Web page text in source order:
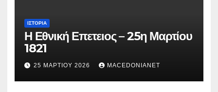
ΙΣΤΟΡΊΑ
Η Εθνική Επετειος – 25η Μαρτίου
1821
25 ΜΑΡΤΊΟΥ 2026 MACEDONIANET